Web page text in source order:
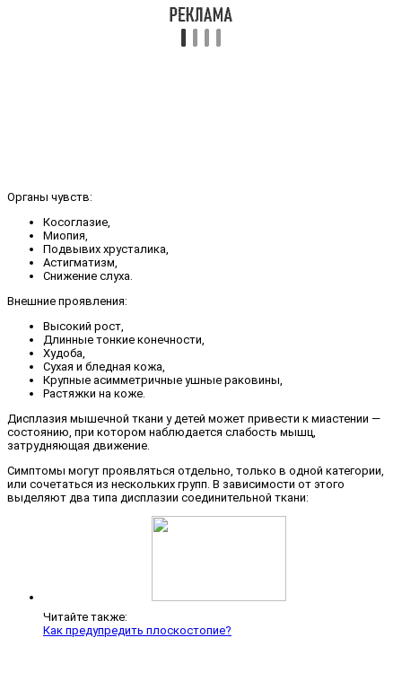
Органы чувств:
Косоглазие,
Миопия,
Подвывих хрусталика,
Астигматизм,
Снижение слуха.
Внешние проявления:
Высокий рост,
Длинные тонкие конечности,
Худоба,
Сухая и бледная кожа,
Крупные асимметричные ушные раковины,
Растяжки на коже.
Дисплазия мышечной ткани у детей может привести к миастении —
состоянию, при котором наблюдается слабость мышц,
затрудняющая движение.
Симптомы могут проявляться отдельно, только в одной категории,
или сочетаться из нескольких групп. В зависимости от этого
выделяют два типа дисплазии соединительной ткани:
Читайте также:
Как предупредить плоскостопие?